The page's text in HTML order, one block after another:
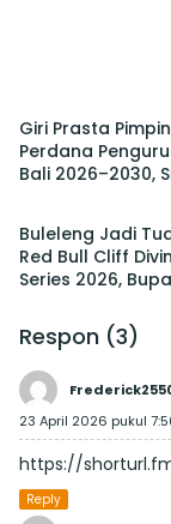
Giri Prasta
Perdana
Bali 2026–2030,
Berita
Buleleng Jadi
Red Bull Cliff
Series 2026,
Wisata Bali Utara
Respon (3)
23 April 2026 pukul
https://
Reply